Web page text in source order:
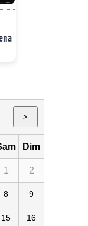
>
Dim
1 2
8 9
15 16